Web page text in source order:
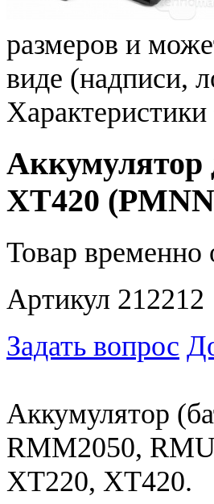
размеров и
виде (надписи,
Аккумулятор
XT420
Товар временно
Артикул 212212
Задать вопрос
Аккумулятор
RMM2050,
XT220, XT420.